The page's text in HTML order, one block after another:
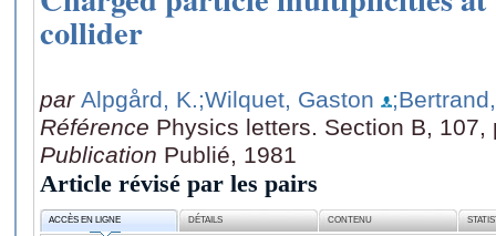
collider
par Alpgård, K.;Wilquet, Gaston
Référence Physics letters. Section B, 107,
Publication Publié, 1981
Article révisé par les pairs
ACCÈS EN LIGNE DÉTAILS CONTENU